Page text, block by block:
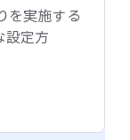
を​実施する​
設定方​